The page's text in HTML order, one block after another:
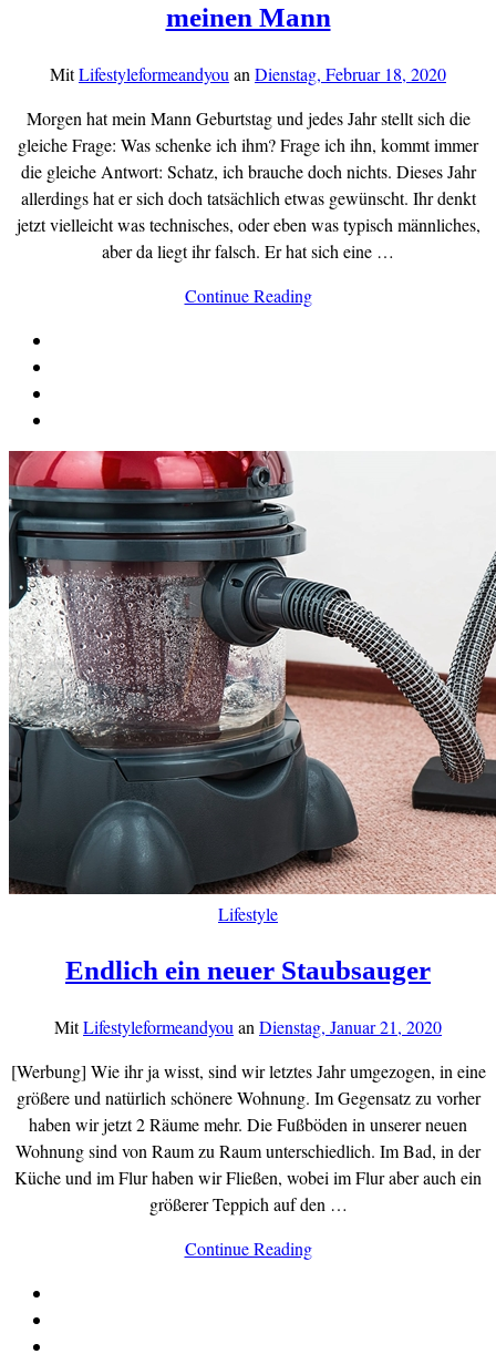
meinen Mann
MitLifestyleformeandyou an Dienstag, Februar 18, 2020
Morgen hat mein Mann Geburtstag und jedes Jahr stellt sich die
gleiche Frage: Was schenke ich ihm? Frage ich ihn, kommt immer
die gleiche Antwort: Schatz, ich brauche doch nichts. Dieses Jahr
allerdings hat er sich doch tatsächlich etwas gewünscht. Ihr denkt
jetzt vielleicht was technisches, oder eben was typisch männliches,
aber da liegt ihr falsch. Er hat sich eine …
Continue Reading
Lifestyle
Endlich ein neuer Staubsauger
MitLifestyleformeandyouanDienstag, Januar 21, 2020
[Werbung] Wie ihr ja wisst, sind wir letztes Jahr umgezogen, in eine
größere und natürlich schönere Wohnung. Im Gegensatz zu vorher
haben wir jetzt 2 Räume mehr. Die Fußböden in unserer neuen
Wohnung sind von Raum zu Raum unterschiedlich. Im Bad, in der
Küche und im Flur haben wir Fließen, wobei im Flur aber auch ein
größerer Teppich auf den …
Continue Reading